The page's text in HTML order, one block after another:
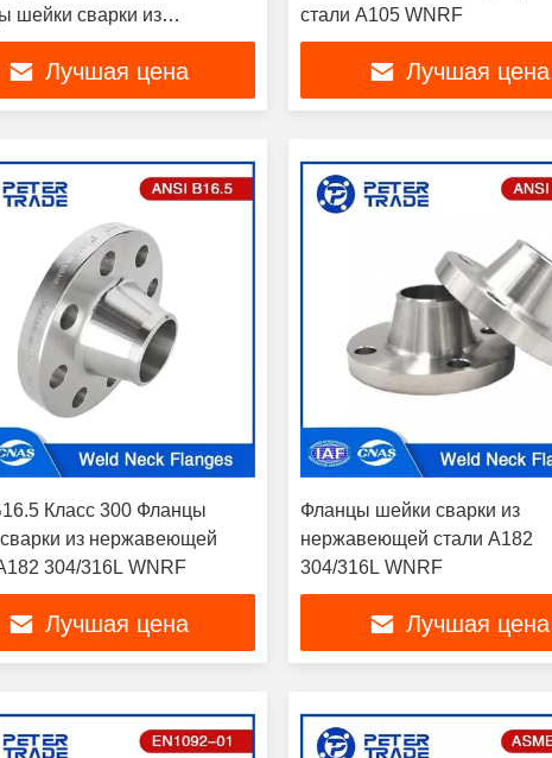
шейки сварки из
стали класс 600LB
Лучшая цена
стали A105 WNRF
Лучшая цена
Класс 300 Фланцы
из нержавеющей
304/316L WNRF
Лучшая цена
Фланцы шейки сварки из
нержавеющей стали A182
304/316L WNRF
Лучшая цена